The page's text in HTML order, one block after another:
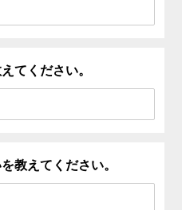
てください。
教えてください。